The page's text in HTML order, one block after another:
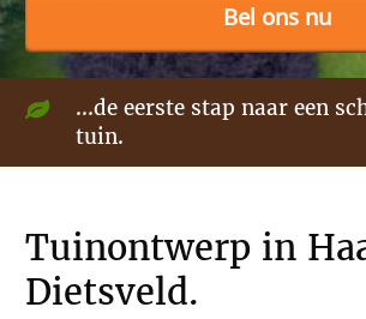
Bel ons nu
...de eerste stap naar een
tuin.
Tuinontwerp in
Dietsveld.